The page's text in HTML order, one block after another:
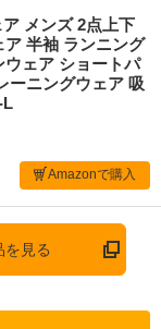
メンズ 2点上下
半袖 ランニング
ェア ショートパ
ーニングウェア 吸
L
Amazonで購入
見る